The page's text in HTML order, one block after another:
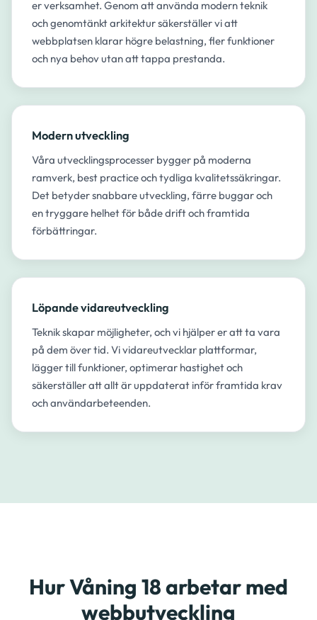
er verksamhet. Genom att använda modern teknik
och genomtänkt arkitektur säkerställer vi att
webbplatsen klarar högre belastning, fler funktioner
och nya behov utan att tappa prestanda.
Modern utveckling
Våra utvecklingsprocesser bygger på moderna
ramverk, best practice och tydliga kvalitetssäkringar.
Det betyder snabbare utveckling, färre buggar och
en tryggare helhet för både drift och framtida
förbättringar.
Löpande vidareutveckling
Teknik skapar möjligheter, och vi hjälper er att ta vara
på dem över tid. Vi vidareutvecklar plattformar,
lägger till funktioner, optimerar hastighet och
säkerställer att allt är uppdaterat inför framtida krav
och användarbeteenden.
Hur Våning 18 arbetar med
webbutveckling